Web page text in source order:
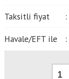
Taksitli fiyat :
Havale/EFT ile :